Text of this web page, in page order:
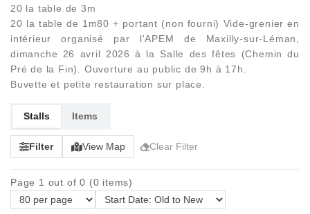
20 la table de 3m
20 la table de 1m80 + portant (non fourni) Vide-grenier en
intérieur organisé par l'APEM de Maxilly-sur-Léman,
dimanche 26 avril 2026 à la Salle des fêtes (Chemin du
Pré de la Fin). Ouverture au public de 9h à 17h.
Buvette et petite restauration sur place.
Stalls Items
Filter View Map Clear Filter
Page 1 out of 0 (0 items)